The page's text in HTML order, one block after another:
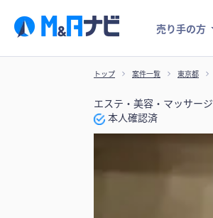
売り手の方
トップ 案件一覧 東京都
エステ・美容・マッサージ
本人確認済